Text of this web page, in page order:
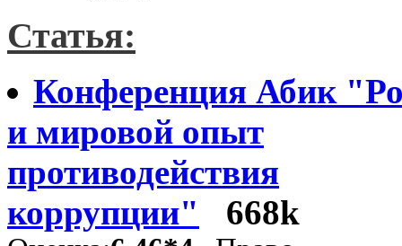
Статья:
Конференция Абик
и мировой опыт
противодействия
коррупции"
668k